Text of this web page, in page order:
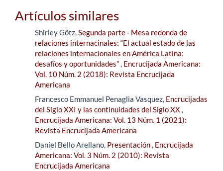
Artículos similares
Shirley Götz,Segunda parte - Mesa redonda de
relaciones internacinales: “El actual estado de las
relaciones internacionales en América Latina:
desafíos y oportunidades”, Encrucijada Americana:
Vol. 10 Núm. 2 (2018): Revista Encrucijada
Americana
Francesco Emmanuel Penaglia Vasquez, Encrucijadas
del Siglo XXI y las continuidades del Siglo XX,
Encrucijada Americana: Vol. 13 Núm. 1 (2021):
Revista Encrucijada Americana
Daniel Bello Arellano, Presentación, Encrucijada
Americana: Vol. 3 Núm. 2 (2010): Revista
Encrucijada Americana